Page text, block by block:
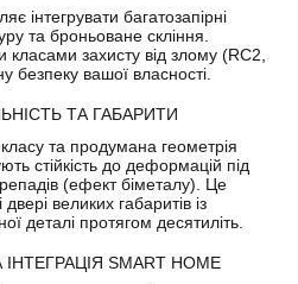
інтегрувати багатозапірні
та броньоване скління.
класами захисту від злому (RC2,
безпеку вашої власності.
ТА ГАБАРИТИ
та продумана геометрія
стійкість до деформацій під
(ефект біметалу). Це
великих габаритів із
деталі протягом десятиліть.
SMART HOME